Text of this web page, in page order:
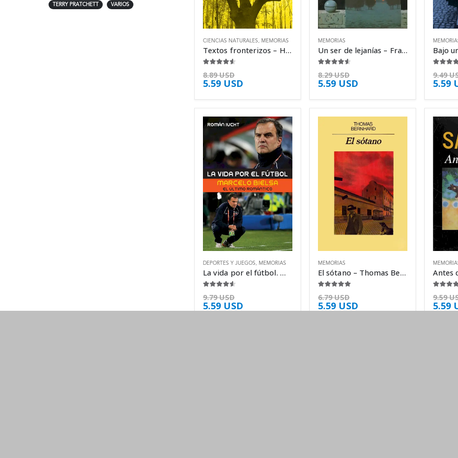
CIENCIAS NATURALES , MEMORIAS
Textos fronterizos – Horacio Quiroga
8.89USD
5.59 USD
MEMORIAS
Un ser de lejanías – Francisco Umbral
8.29USD
5.59 USD
9.49
5.59
DEPORTES Y JUEGOS MEMORIAS
La vida por el fútbol. Marcelo Bielsa, el – Román Iucht
9.79USD
5.59 USD
MEMORIAS
El sótano – Thomas Bernhard
6.79USD
5.59 USD
9.59
5.59
TERRY PRATCHETT VARIOS